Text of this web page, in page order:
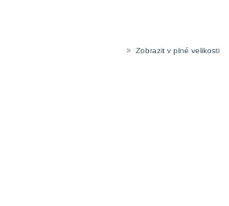
» Zobrazit v plné velikosti